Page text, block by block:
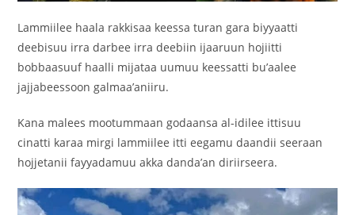
‎Lammiilee haala rakkisaa keessa turan gara biyyaatti
deebisuu irra darbee irra deebiin ijaaruun hojiitti
bobbaasuuf haalli mijataa uumuu keessatti bu’aalee
jajjabeessoon galmaa’aniiru.
‎Kana malees mootummaan godaansa al-idilee ittisuu
cinatti karaa mirgi lammiilee itti eegamu daandii seeraan
hojjetanii fayyadamuu akka danda’an diriirseera.